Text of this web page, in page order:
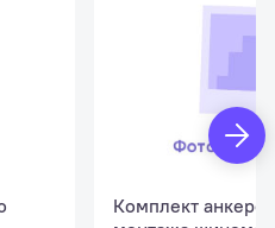
для монтажа шин с
салазок,
Комплект